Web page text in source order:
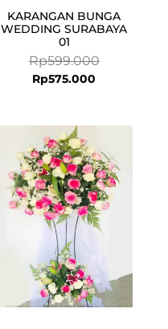
KARANGAN BUNGA
WEDDING SURABAYA
01
Rp599.000
Rp575.000